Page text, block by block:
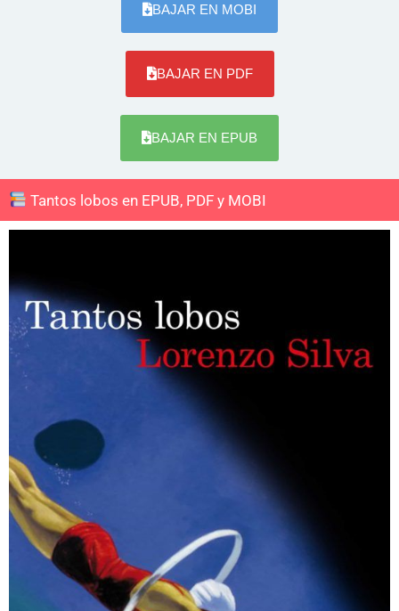
BAJAR EN MOBI
BAJAR EN PDF
BAJAR EN EPUB
Tantos lobos en EPUB, PDF y MOBI